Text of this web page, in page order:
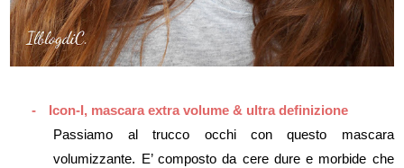
-
Icon-I, mascara extra volume & ultra definizione
Passiamo al trucco occhi con questo mascara
volumizzante. E’ composto da cere dure e morbide che